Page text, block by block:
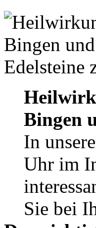
Bingen
In
Uhr im
Sie bei